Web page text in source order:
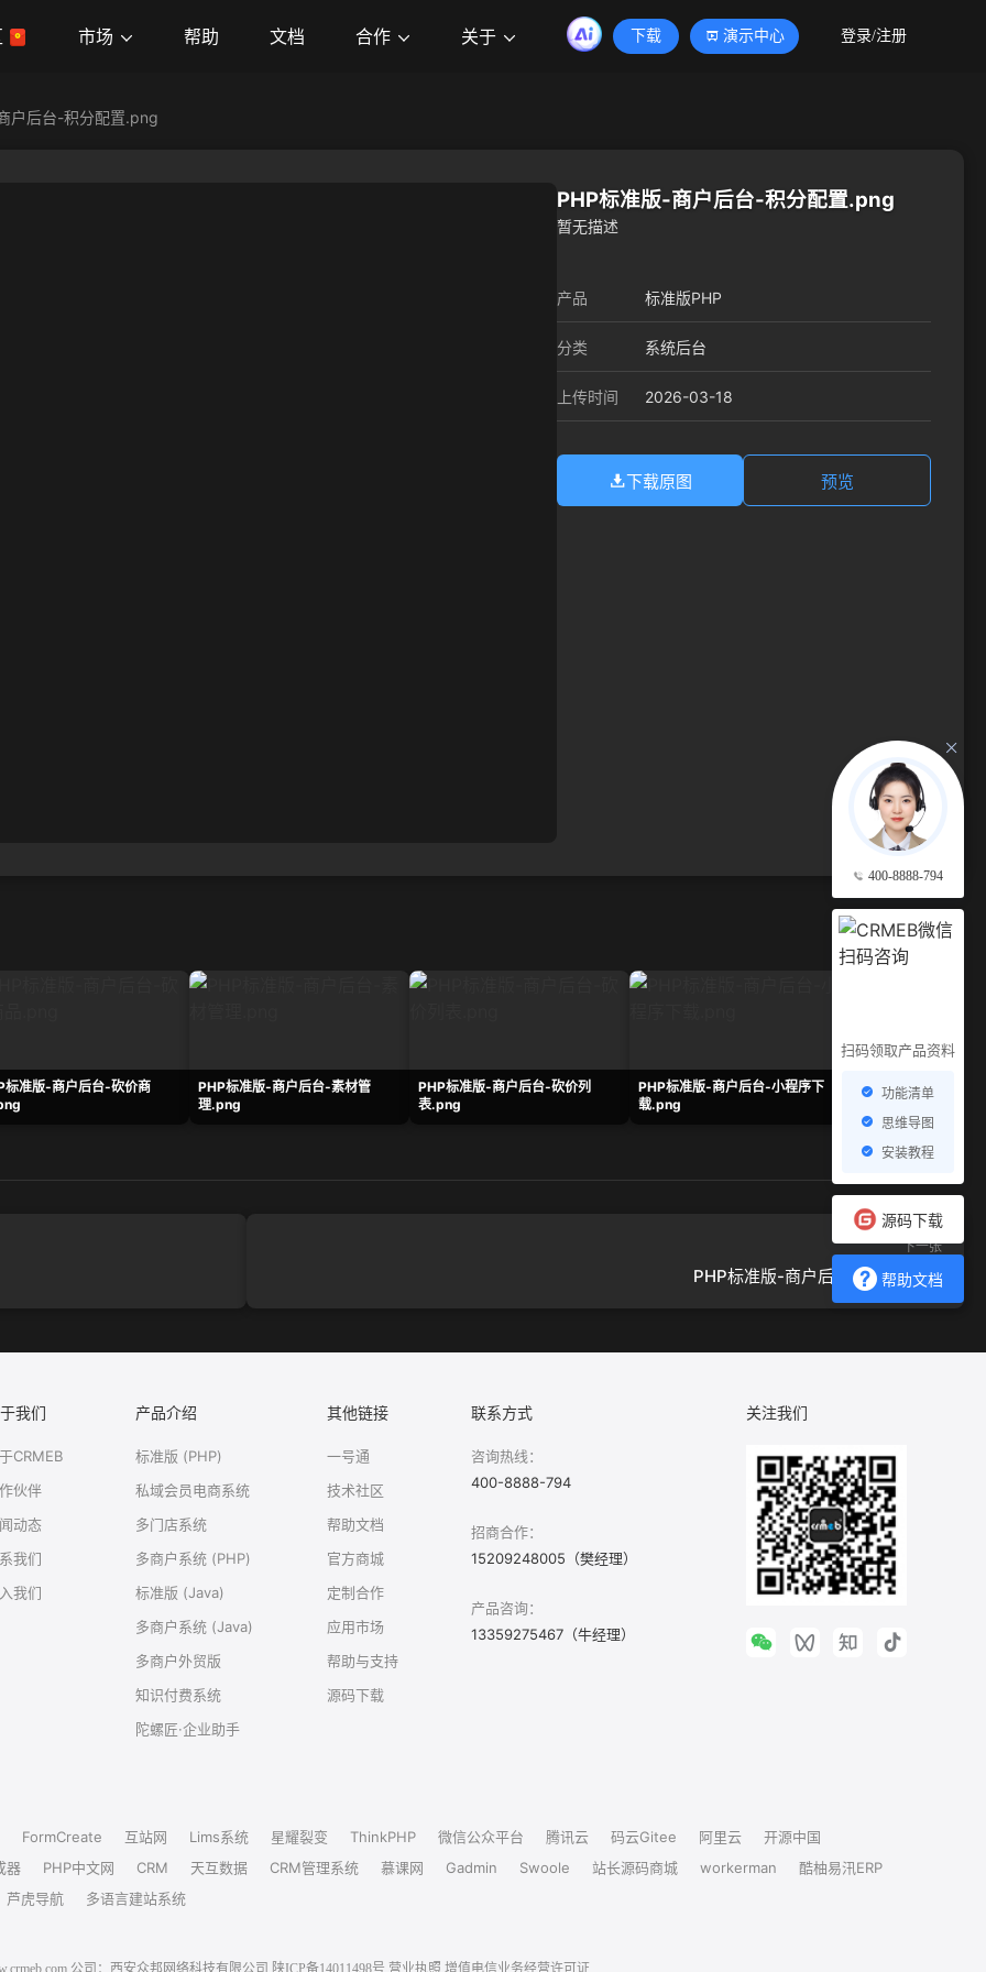
市场 帮助 文档 合作 关于 下载 演示中心 登录/注册
400-8888-794
扫码领取产品资料
功能清单
思维导图
安装教程
源码下载
帮助文档
户后台-积分配置.png
PHP标准版-商户后台-积分配置.png
暂无描述
产品 标准版PHP
分类 系统后台
上传时间 2026-03-18
下载原图 预览
查看更多 →
标准版-商户后台-砍价商
PHP标准版-商户后台-素材管
理.png
PHP标准版-商户后台-砍价列
表.png
PHP标准版-商户后台-小程序下
载.png
PHP标准版-商户后
面.png
下一张
PHP标准版-商户后台-新人礼.png
我们
CRMEB
伙伴
动态
我们
我们
产品介绍
标准版 (PHP)
私域会员电商系统
多门店系统
多商户系统 (PHP)
标准版 (Java)
多商户系统 (Java)
多商户外贸版
知识付费系统
陀螺匠·企业助手
其他链接
一号通
技术社区
帮助文档
官方商城
定制合作
应用市场
帮助与支持
源码下载
联系方式
咨询热线：
400-8888-794
招商合作：
15209248005（樊经理）
产品咨询：
13359275467（牛经理）
关注我们
FormCreate 互站网 Lims系统 星耀裂变 ThinkPHP 微信公众平台 腾讯云 码云Gitee 阿里云
开源中国
器
PHP中文网 CRM 天互数据 CRM管理系统 慕课网 Gadmin Swoole 站长源码商城 workerman
酷柚易汛ERP
芦虎导航
多语言建站系统
公司：西安众邦网络科技有限公司 陕ICP备14011498号 营业执照 增值电信业务经营许可证